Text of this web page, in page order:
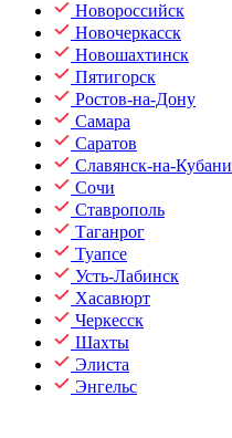
Новороссийск
Новочеркасск
Новошахтинск
Пятигорск
Ростов-на-Дону
Самара
Саратов
Славянск-на-Кубани
Сочи
Ставрополь
Таганрог
Туапсе
Усть-Лабинск
Хасавюрт
Черкесск
Шахты
Элиста
Энгельс